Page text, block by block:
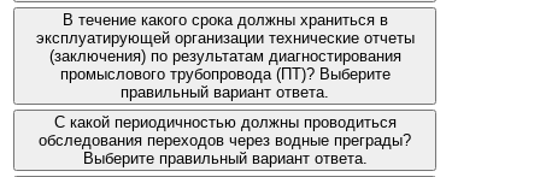
В течение какого срока должны храниться в
эксплуатирующей организации технические отчеты
(заключения) по результатам диагностирования
промыслового трубопровода (ПТ)? Выберите
правильный вариант ответа.
С какой периодичностью должны проводиться
обследования переходов через водные преграды?
Выберите правильный вариант ответа.